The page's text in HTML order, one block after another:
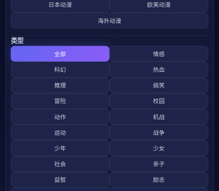
日本动漫 欧美动漫
海外动漫
类型
全部 情感
科幻 热血
推理 搞笑
冒险 校园
动作 机战
运动 战争
少年 少女
社会 亲子
益智 励志